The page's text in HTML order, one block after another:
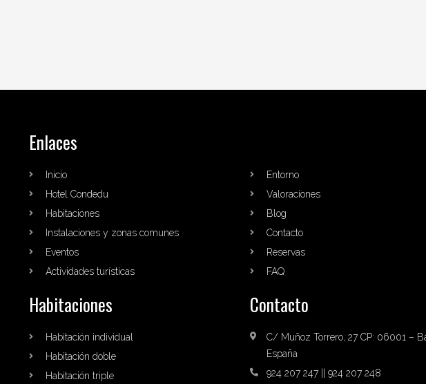
Enlaces
Inicio
Hotel Condedu
Habitaciones
Instalaciones y zonas comunes
Eventos
Actividades turísticas
Entorno
Valoraciones
Blog
Contacto
Reservas
FAQ
Habitaciones
Habitación individual
Habitación doble
Habitación triple
Contacto
C/ Muñoz Torrero, 27 CP: 06001 –
España
924 207 247 || 924 207 248